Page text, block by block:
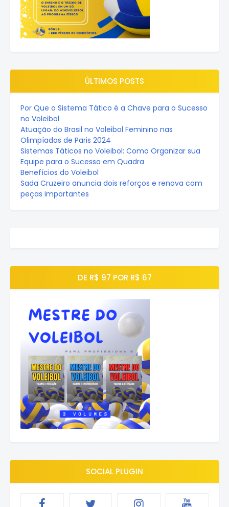
ÚLTIMOS POSTS
Por Que o Sistema Tático é a Chave para o Sucesso
no Voleibol
Atuação do Brasil no Voleibol Feminino nas
Olimpíadas de Paris 2024
Sistemas Táticos no Voleibol: Como Organizar sua
Equipe para o Sucesso em Quadra
Benefícios do Voleibol
Sada Cruzeiro anuncia dois reforços e renova com
peças importantes
DE R$ 97 POR R$ 67
SOCIAL PLUGIN